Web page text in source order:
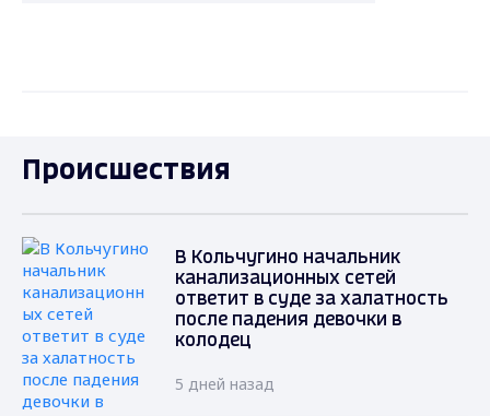
Происшествия
В Кольчугино начальник
канализационных сетей
ответит в суде за халатность
после падения девочки в
колодец
5 дней назад